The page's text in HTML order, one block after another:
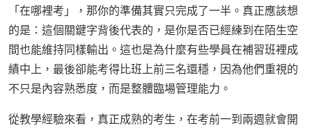
「在哪裡考」，那你的準備其實只完成了一半。真正應該想
的是：這個關鍵字背後代表的，是你是否已經練到在陌生空
間也能維持同樣輸出。這也是為什麼有些學員在補習班裡成
績中上，最後卻能考得比班上前三名還穩，因為他們重視的
不只是內容熟悉度，而是整體臨場管理能力。
從教學經驗來看，真正成熟的考生，在考前一到兩週就會開